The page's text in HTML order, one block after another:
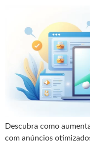
Descubra como
com anúncios